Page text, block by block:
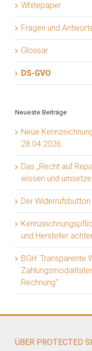
Whitepaper
Fragen und
Glossar
DS-GVO
Neueste Beiträge
Neue
28.04.2026
Das „Recht auf
wissen und
Der
und Hersteller
BGH: Transparente
Rechnung“
ÜBER PROTECTED